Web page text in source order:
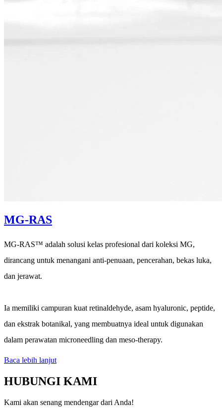
MG-RAS
MG-RAS™ adalah solusi kelas profesional dari koleksi MG,
dirancang untuk menangani anti-penuaan, pencerahan, bekas luka,
dan jerawat.
Ia memiliki campuran kuat retinaldehyde, asam hyaluronic, peptide,
dan ekstrak botanikal, yang membuatnya ideal untuk digunakan
dalam perawatan microneedling dan meso-therapy.
Baca lebih lanjut
HUBUNGI KAMI
Kami akan senang mendengar dari Anda!